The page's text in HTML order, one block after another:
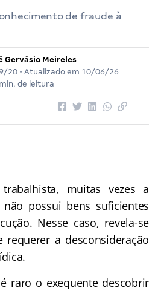
de fraude à
Gervásio Meireles
20 • Atualizado em 10/06/26
de leitura
muitas vezes a
não possui bens suficientes
Nesse caso, revela-se
requerer a desconsideração
o exequente descobrir